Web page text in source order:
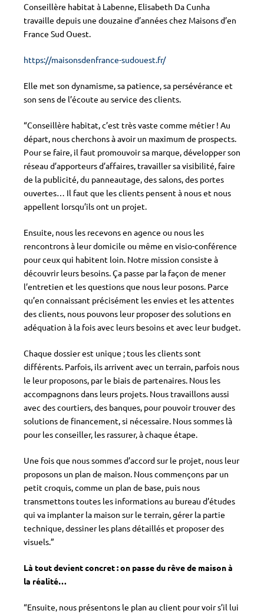
Conseillère habitat à Labenne, Elisabeth Da Cunha
travaille depuis une douzaine d’années chez Maisons d’en
France Sud Ouest.
https://maisonsdenfrance-sudouest.fr/
Elle met son dynamisme, sa patience, sa persévérance et
son sens de l’écoute au service des clients.
“Conseillère habitat, c’est très vaste comme métier ! Au
départ, nous cherchons à avoir un maximum de prospects.
Pour se faire, il faut promouvoir sa marque, développer son
réseau d’apporteurs d’affaires, travailler sa visibilité, faire
de la publicité, du panneautage, des salons, des portes
ouvertes… Il faut que les clients pensent à nous et nous
appellent lorsqu’ils ont un projet.
Ensuite, nous les recevons en agence ou nous les
rencontrons à leur domicile ou même en visio-conférence
pour ceux qui habitent loin. Notre mission consiste à
découvrir leurs besoins. Ça passe par la façon de mener
l’entretien et les questions que nous leur posons. Parce
qu’en connaissant précisément les envies et les attentes
des clients, nous pouvons leur proposer des solutions en
adéquation à la fois avec leurs besoins et avec leur budget.
Chaque dossier est unique ; tous les clients sont
différents. Parfois, ils arrivent avec un terrain, parfois nous
le leur proposons, par le biais de partenaires. Nous les
accompagnons dans leurs projets. Nous travaillons aussi
avec des courtiers, des banques, pour pouvoir trouver des
solutions de financement, si nécessaire. Nous sommes là
pour les conseiller, les rassurer, à chaque étape.
Une fois que nous sommes d’accord sur le projet, nous leur
proposons un plan de maison. Nous commençons par un
petit croquis, comme un plan de base, puis nous
transmettons toutes les informations au bureau d’études
qui va implanter la maison sur le terrain, gérer la partie
technique, dessiner les plans détaillés et proposer des
visuels.”
Là tout devient concret : on passe du rêve de maison à
la réalité…
“Ensuite, nous présentons le plan au client pour voir s’il lui